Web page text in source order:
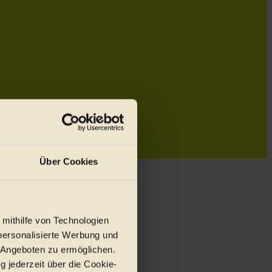
Über Cookies
von Technologien
Werbung und
zu ermöglichen.
jederzeit über die Cookie-